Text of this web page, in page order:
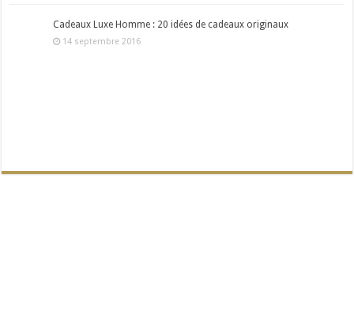
Cadeaux Luxe Homme : 20 idées de cadeaux originaux
14 septembre 2016